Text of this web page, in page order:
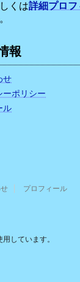
くは詳細プロフ
報
せ
ーポリシー
ル
プロフィール
しています。